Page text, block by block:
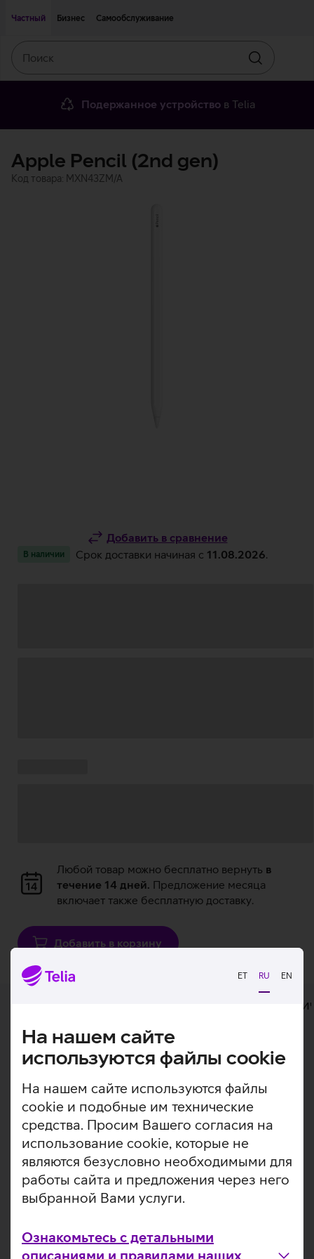
ET RU EN
На нашем сайте
используются файлы cookie
На нашем сайте используются файлы
cookie и подобные им технические
средства. Просим Вашего согласия на
использование cookie, которые не
являются безусловно необходимыми для
работы сайта и предложения через него
выбранной Вами услуги.
Ознакомьтесь с детальными
описаниями и правилами наших
Частный
Бизнес Самообслуживание
Искать
Подержанное устройство в Telia
Apple Pencil (2nd gen)
Код товара: MXN43ZM/A
Добавить в сравнение
В наличии Срок доставки начиная c 11.08.2026
Загрузка
данных
Любой товар можно бесплатно вернуть в
течение 14 дней. Предложение месяца
включает также бесплатную доставку.
Добавить в корзину
Дополнительная
информация
Расширьте свои творческие возможности с
помощью замечательного экрана iPad.
Apple Pencil – практически, настоящий карандаш,
инструмент творческого самовыражения. Рисуйте,
делайте заметки или пользуйтесь для работы с
приложениями AppStore. Apple Pencil надежно
крепится магнитом к Вашему iPad. Прикрепившись, он
начинается загружаться и автоматически устанавливает
связь с Вашим устройством. Двойное касание
позволяет легко сменить инструмент, не отрываясь от
Полезные ссылки